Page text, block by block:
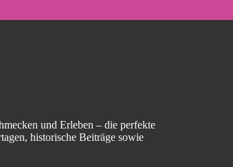
und Erleben – die perfekte
historische Beiträge sowie